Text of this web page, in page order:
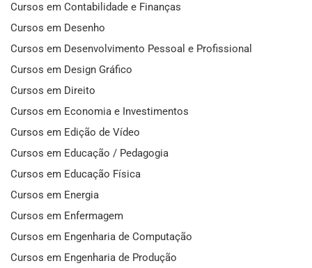
Cursos em Contabilidade e Finanças
Cursos em Desenho
Cursos em Desenvolvimento Pessoal e Profissional
Cursos em Design Gráfico
Cursos em Direito
Cursos em Economia e Investimentos
Cursos em Edição de Vídeo
Cursos em Educação / Pedagogia
Cursos em Educação Física
Cursos em Energia
Cursos em Enfermagem
Cursos em Engenharia de Computação
Cursos em Engenharia de Produção